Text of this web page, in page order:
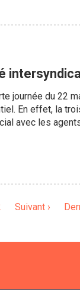
journée du 22
En effet, la
avec les
Page
Suivant ›